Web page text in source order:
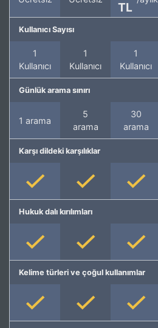
TL
Kullanıcı Sayısı
1
Kullanıcı
1
Kullanıcı
1
Kullanıcı
Günlük arama sınırı
1 arama
5
arama
30
arama
Karşı dildeki karşılıklar
Hukuk dalı kırılımları
Kelime türleri ve çoğul kullanımlar